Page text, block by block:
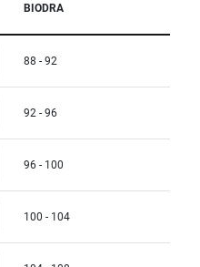
BIODRA
88 - 92
92 - 96
96 - 100
100 - 104